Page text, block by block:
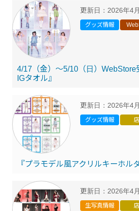
更新日： 2026年4
4/17（金）～5/10（日）WebStore
IGタオル』
グッズ情報
更新日： 2026年4
『プラモデル風アクリルキーホル
グッズ情報
更新日： 2026年4
生写真情報